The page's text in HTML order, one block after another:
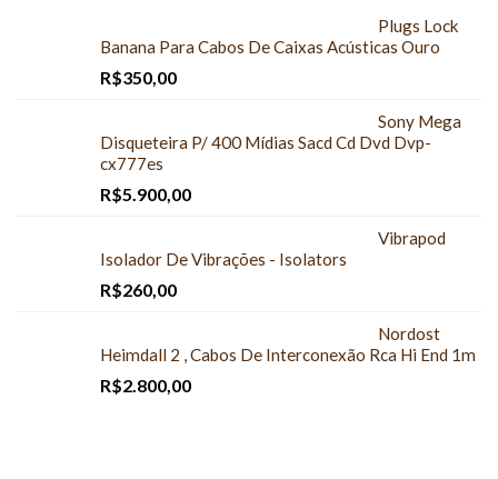
Plugs Lock
Banana Para Cabos De Caixas Acústicas Ouro
R$350,00
Sony Mega
Disqueteira P/ 400 Mídias Sacd Cd Dvd Dvp-
cx777es
R$5.900,00
Vibrapod
Isolador De Vibrações - Isolators
R$260,00
Nordost
Heimdall 2 , Cabos De Interconexão Rca Hi End 1m
R$2.800,00